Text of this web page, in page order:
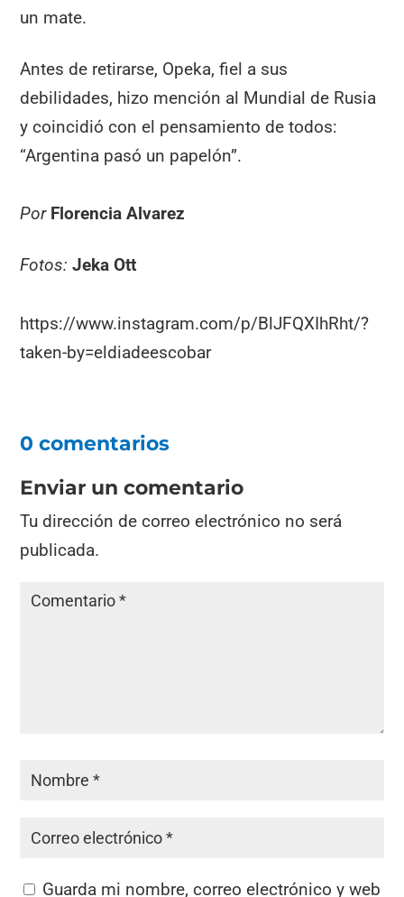
un mate.
Antes de retirarse, Opeka, fiel a sus
debilidades, hizo mención al Mundial de Rusia
y coincidió con el pensamiento de todos:
“Argentina pasó un papelón”.
Por Florencia Alvarez
Fotos: Jeka Ott
https://www.instagram.com/p/BlJFQXIhRht/?
taken-by=eldiadeescobar
0 comentarios
Enviar un comentario
Tu dirección de correo electrónico no será
publicada.
Guarda mi nombre, correo electrónico y web